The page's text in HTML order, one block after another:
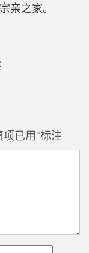
亲之家。
项已用*标注